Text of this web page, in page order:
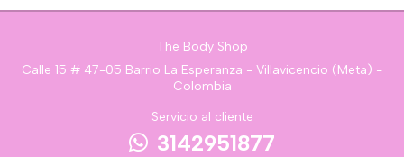
The Body Shop
Calle 15 # 47-05 Barrio La Esperanza - Villavicencio (Meta) -
Colombia
Servicio al cliente
3142951877